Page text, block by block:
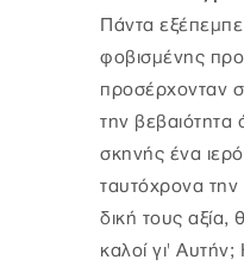
Πάντα
φοβισμένης
προσέρχονταν
την βεβαιότητα
σκηνής ένα
ταυτόχρονα την
δική τους αξία,
καλοί γι' Αυτήν;